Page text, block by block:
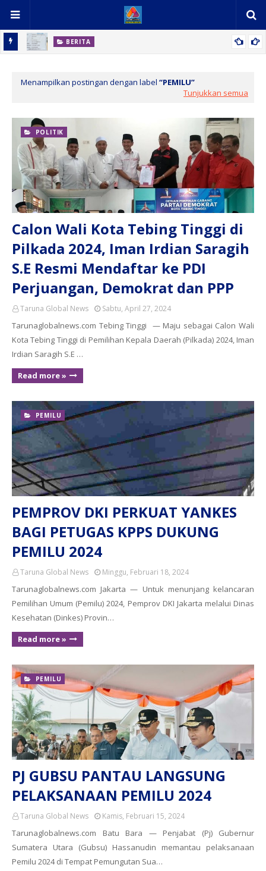
BERITA
Negeri 1 Bandar
Menampilkan postingan dengan label
PEMILU
Tunjukkan semua
POLITIK
Calon Wali Kota Tebing Tinggi di
Pilkada 2024, Iman Irdian Saragih
S.E Resmi Mendaftar ke PDI
Perjuangan, Demokrat dan PPP
Taruna Global News Sabtu, April 27, 2024
Tarunaglobalnews.com Tebing Tinggi — Maju sebagai Calon Wali
Kota Tebing Tinggi di Pemilihan Kepala Daerah (Pilkada) 2024, Iman
Irdian Saragih S.E …
Read more »
PEMILU
PEMPROV DKI PERKUAT YANKES
BAGI PETUGAS KPPS DUKUNG
PEMILU 2024
Taruna Global News Minggu, Februari 18, 2024
Tarunaglobalnews.com Jakarta — Untuk menunjang kelancaran
Pemilihan Umum (Pemilu) 2024, Pemprov DKI Jakarta melalui Dinas
Kesehatan (Dinkes) Provin…
Read more »
PEMILU
PJ GUBSU PANTAU LANGSUNG
PELAKSANAAN PEMILU 2024
Taruna Global News Kamis, Februari 15, 2024
Tarunaglobalnews.com Batu Bara — Penjabat (Pj) Gubernur
Sumatera Utara (Gubsu) Hassanudin memantau pelaksanaan
Pemilu 2024 di Tempat Pemungutan Sua…